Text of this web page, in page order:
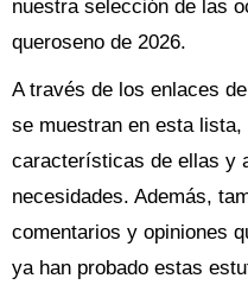
nuestra selección de las
queroseno de 2026.
A través de los enlaces
se muestran en esta
características de ellas y
necesidades. Además,
comentarios y opiniones
ya han probado estas